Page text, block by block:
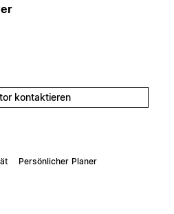
kontaktieren
Persönlicher Planer